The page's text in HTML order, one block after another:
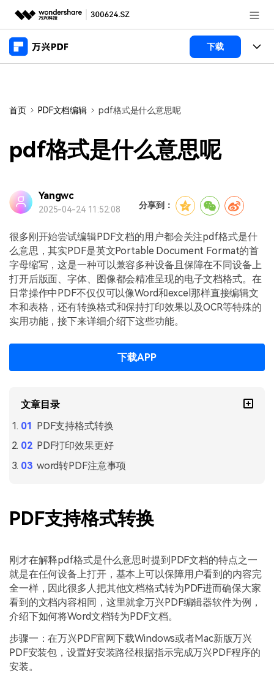
推荐产品
新闻中心
帮助中心
客服热线：4000-300624
下载
桌面端
万兴PDF Mac版
万兴PDF 安卓版
万兴PDF iOS版
PDF开发工具
万兴PDF SDK
申请试用
功能
PDF新功能
PDF编辑器
PDF合并工具
PDF加密
PDF文件压缩
PDF签名
PDF批量工具
PDF页面调整
商业合作
企业采购
经销商招募
产品支持
常见问题
产品信息
更新日志
下载中心
产品资讯
首页 PDF文档编辑 pdf格式是什么意思呢
pdf格式是什么意思呢
Yangwc
2025-04-24 11:52:08 分享到：
很多刚开始尝试编辑PDF文档的用户都会关注pdf格式是什
么意思，其实PDF是英文Portable Document Format的首
字母缩写，这是一种可以兼容多种设备且保障在不同设备上
打开后版面、字体、图像都会精准呈现的电子文档格式。在
日常操作中PDF不仅仅可以像Word和excel那样直接编辑文
本和表格，还有转换格式和保持打印效果以及OCR等特殊的
实用功能，接下来详细介绍下这些功能。
下载APP
文章目录
PDF支持格式转换
PDF打印效果更好
word转PDF注意事项
PDF支持格式转换
刚才在解释pdf格式是什么意思时提到PDF文档的特点之一
就是在任何设备上打开，基本上可以保障用户看到的内容完
全一样，因此很多人把其他文档格式转为PDF进而确保大家
看到的文档内容相同，这里就拿万兴PDF编辑器软件为例，
介绍下如何将Word文档转为PDF文档。
步骤一：在万兴PDF官网下载Windows或者Mac新版万兴
PDF安装包，设置好安装路径根据指示完成万兴PDF程序的
安装。